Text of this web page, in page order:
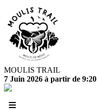
MOULIS TRAIL
7 Juin 2026 à partir de 9:20